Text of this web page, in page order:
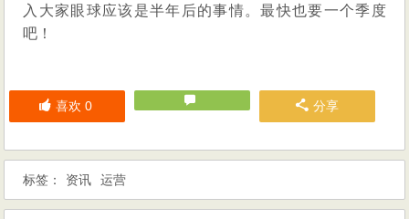
入大家眼球应该是半年后的事情。最快也要一个季度
吧！
喜欢 0 分享
标签： 资讯 运营